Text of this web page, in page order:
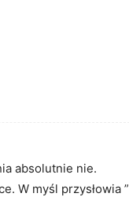
absolutnie nie.
W myśl przysłowia ”